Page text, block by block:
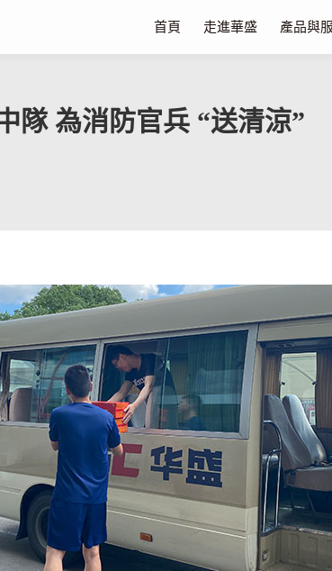
首頁 走進華盛 產品與
隊 為消防官兵 “送清涼”